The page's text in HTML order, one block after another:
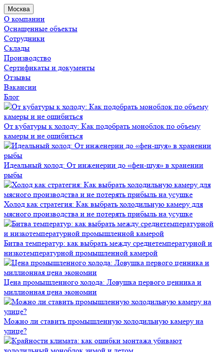
Москва
О компании
Оснащенные объекты
Сотрудники
Склады
Производство
Сертификаты и документы
Отзывы
Вакансии
Блог
От кубатуры к холоду: Как подобрать моноблок по объему
камеры и не ошибиться
Идеальный холод: От инженерии до «фен-шуя» в хранении
рыбы
Холод как стратегия: Как выбрать холодильную камеру для
мясного производства и не потерять прибыль на усушке
Битва температур: как выбрать между среднетемпературной и
низкотемпературной промышленной камерой
Цена промышленного холода: Ловушка первого ценника и
миллионная цена экономии
Можно ли ставить промышленную холодильную камеру на
улице?